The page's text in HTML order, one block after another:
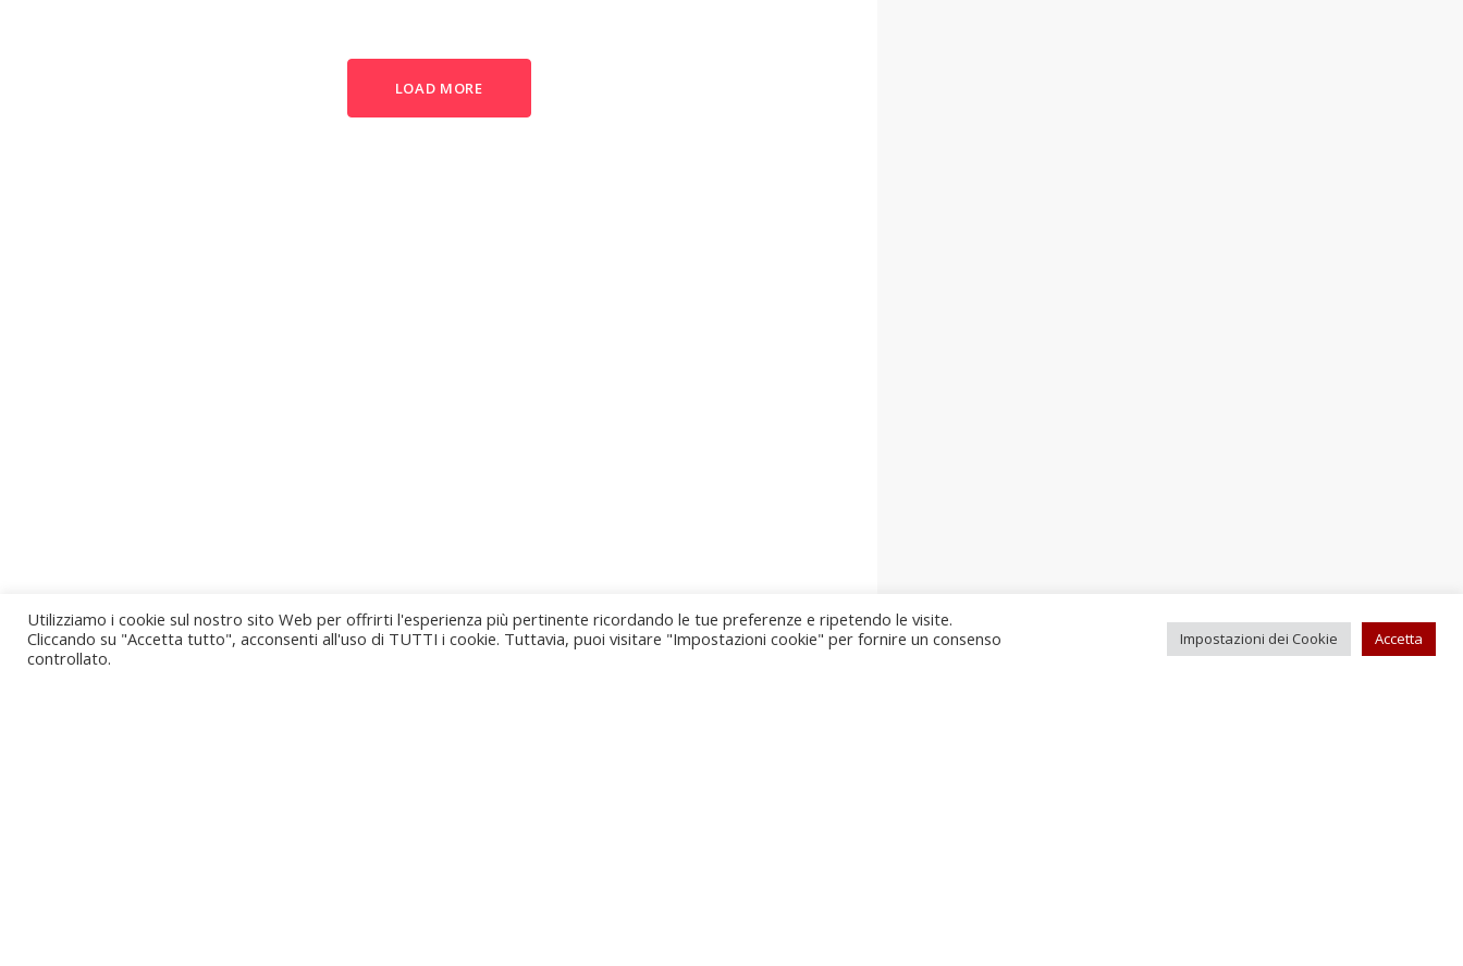
LOAD MORE
Utilizziamo i cookie sul nostro sito Web per offrirti l'esperienza più pertinente ricordando le tue preferenze e ripetendo le visite.
Cliccando su "Accetta tutto", acconsenti all'uso di TUTTI i cookie. Tuttavia, puoi visitare "Impostazioni cookie" per fornire un consenso
controllato.
Impostazioni dei Cookie Accetta